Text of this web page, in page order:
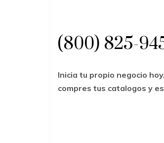
(800) 825-
Inicia tu propio negocio
compres tus catalogos y